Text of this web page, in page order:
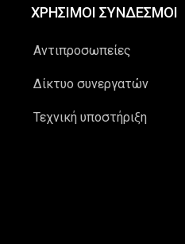
ΧΡΗΣΙΜΟΙ ΣΥΝΔΕΣΜΟΙ
Αντιπροσωπείες
Δίκτυο συνεργατών
Τεχνική υποστήριξη